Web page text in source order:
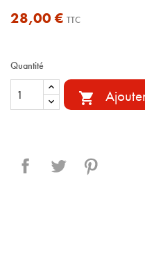
28,00 € TTC
Quantité

Partager Tweet